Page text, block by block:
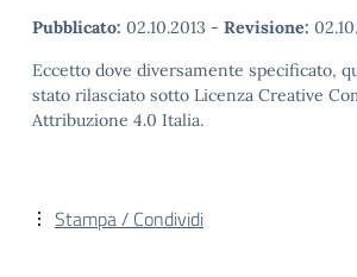
Pubblicato: 02.10.2013 - Revisione:
Eccetto dove diversamente specificato,
stato rilasciato sotto Licenza Creative
Attribuzione 4.0 Italia.
Stampa / Condividi